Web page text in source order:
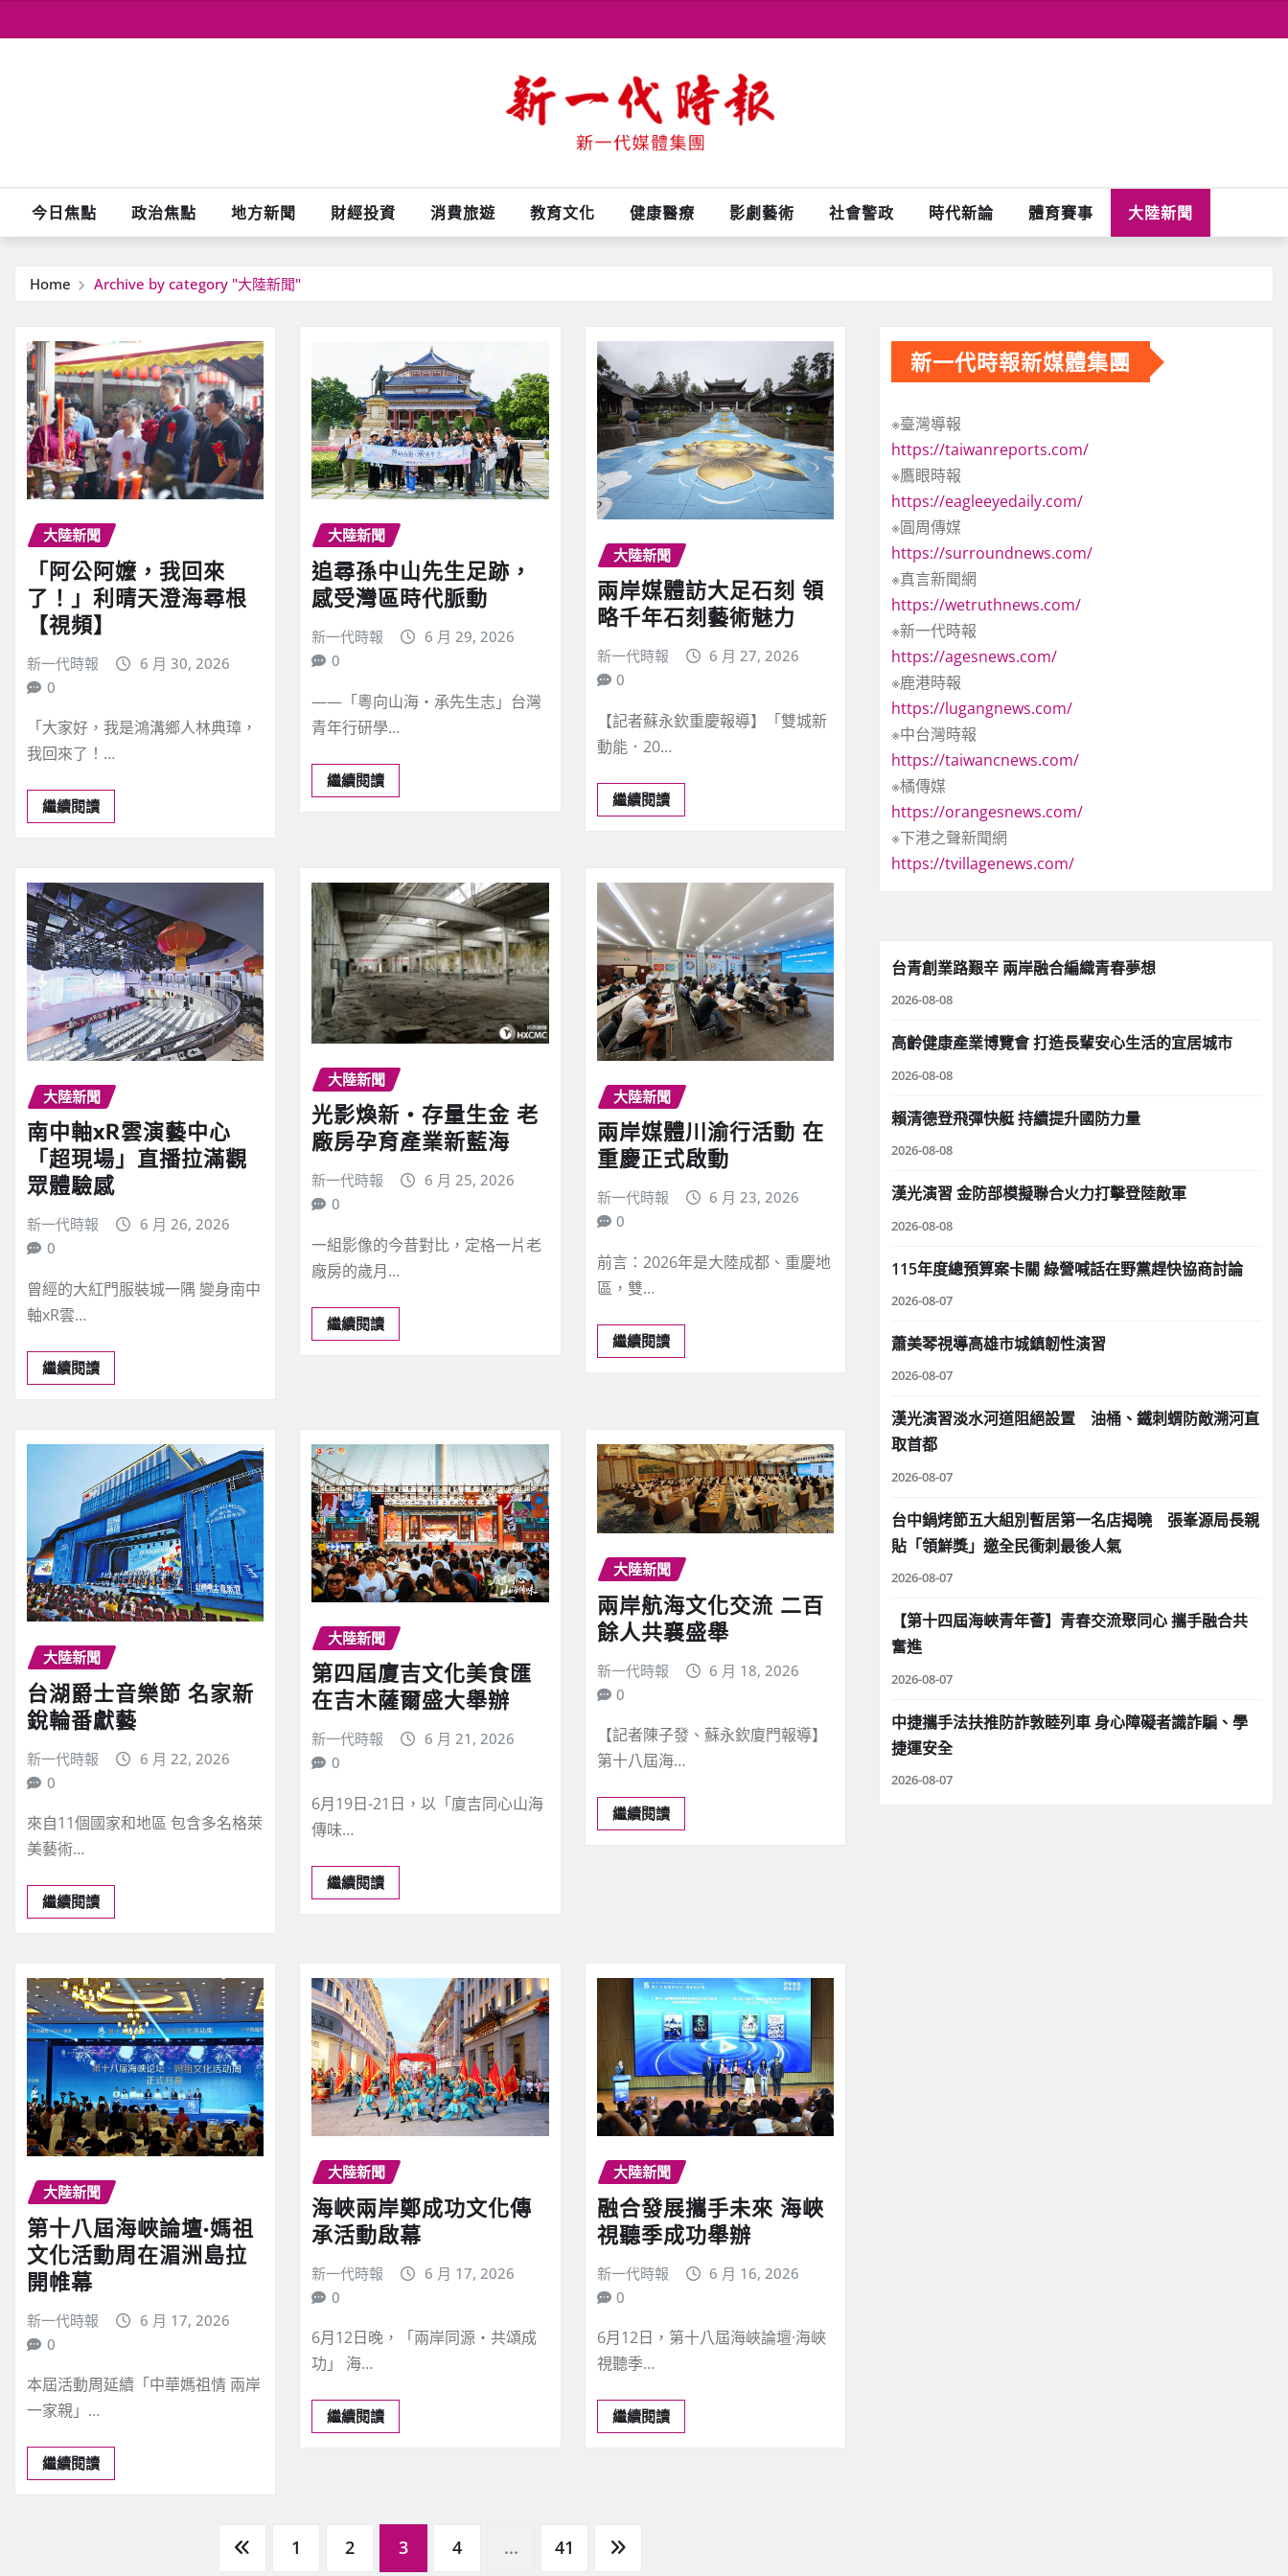
to
今日焦點 政治焦點 地方新聞 財經投資 消費旅遊 教育文化 健康醫療 影劇藝術 社會警政 時代新論 體育賽事 大陸新聞
Home Archive by category "大陸新聞"
大陸新聞
「阿公阿嬤，我回來
了！」利晴天澄海尋根
【視頻】
新一代時報
6 月 30, 2026
0
「大家好，我是鴻溝鄉人林典璋，
我回來了！…
繼續閱讀
大陸新聞
追尋孫中山先生足跡，
感受灣區時代脈動
新一代時報
6 月 29, 2026
0
——「粵向山海‧承先生志」台灣
青年行研學…
繼續閱讀
大陸新聞
兩岸媒體訪大足石刻 領
略千年石刻藝術魅力
新一代時報
6 月 27, 2026
0
【記者蘇永欽重慶報導】「雙城新
動能．20…
繼續閱讀
大陸新聞
南中軸xR雲演藝中心
「超現場」直播拉滿觀
眾體驗感
新一代時報
6 月 26, 2026
0
曾經的大紅門服裝城一隅 變身南中
軸xR雲…
繼續閱讀
大陸新聞
光影煥新‧存量生金 老
廠房孕育產業新藍海
新一代時報
6 月 25, 2026
0
一組影像的今昔對比，定格一片老
廠房的歲月…
繼續閱讀
大陸新聞
兩岸媒體川渝行活動 在
重慶正式啟動
新一代時報
6 月 23, 2026
0
前言：2026年是大陸成都、重慶地
區，雙…
繼續閱讀
大陸新聞
台湖爵士音樂節 名家新
銳輪番獻藝
新一代時報
6 月 22, 2026
0
來自11個國家和地區 包含多名格萊
美藝術…
繼續閱讀
大陸新聞
第四屆廈吉文化美食匯
在吉木薩爾盛大舉辦
新一代時報
6 月 21, 2026
0
6月19日-21日，以「廈吉同心山海
傳味…
繼續閱讀
大陸新聞
兩岸航海文化交流 二百
餘人共襄盛舉
新一代時報
6 月 18, 2026
0
【記者陳子發、蘇永欽廈門報導】
第十八屆海…
繼續閱讀
大陸新聞
第十八屆海峽論壇·媽祖
文化活動周在湄洲島拉
開帷幕
新一代時報
6 月 17, 2026
0
本屆活動周延續「中華媽祖情 兩岸
一家親」…
繼續閱讀
大陸新聞
海峽兩岸鄭成功文化傳
承活動啟幕
新一代時報
6 月 17, 2026
0
6月12日晚，「兩岸同源‧共頌成
功」 海…
繼續閱讀
大陸新聞
融合發展攜手未來 海峽
視聽季成功舉辦
新一代時報
6 月 16, 2026
0
6月12日，第十八屆海峽論壇·海峽
視聽季…
繼續閱讀
1 2 3 4 ... 41
新一代時報新媒體集團
※臺灣導報
https://taiwanreports.com/
※鷹眼時報
https://eagleeyedaily.com/
※圓周傳媒
https://surroundnews.com/
※真言新聞網
https://wetruthnews.com/
※新一代時報
https://agesnews.com/
※鹿港時報
https://lugangnews.com/
※中台灣時報
https://taiwancnews.com/
※橘傳媒
https://orangesnews.com/
※下港之聲新聞網
https://tvillagenews.com/
台青創業路艱辛 兩岸融合編織青春夢想
2026-08-08
高齡健康產業博覽會 打造長輩安心生活的宜居城市
2026-08-08
賴清德登飛彈快艇 持續提升國防力量
2026-08-08
漢光演習 金防部模擬聯合火力打擊登陸敵軍
2026-08-08
115年度總預算案卡關 綠營喊話在野黨趕快協商討論
2026-08-07
蕭美琴視導高雄市城鎮韌性演習
2026-08-07
漢光演習淡水河道阻絕設置 油桶、鐵刺蝟防敵溯河直
取首都
2026-08-07
台中鍋烤節五大組別暫居第一名店揭曉 張峯源局長親
貼「領鮮獎」邀全民衝刺最後人氣
2026-08-07
【第十四屆海峽青年薈】青春交流聚同心 攜手融合共
奮進
2026-08-07
中捷攜手法扶推防詐敦睦列車 身心障礙者識詐騙、學
捷運安全
2026-08-07